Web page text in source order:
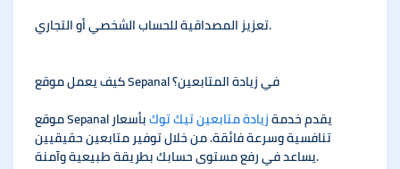
تعزيز المصداقية للحساب الشخصي أو التجاري.
كيف يعمل موقع Sepanal في زيادة المتابعين؟
موقع Sepanal يقدم خدمةزيادة متابعين تيك توكبأسعار
تنافسية وسرعة فائقة. من خلال توفير متابعين حقيقيين
يساعد في رفع مستوى حسابك بطريقة طبيعية وآمنة.